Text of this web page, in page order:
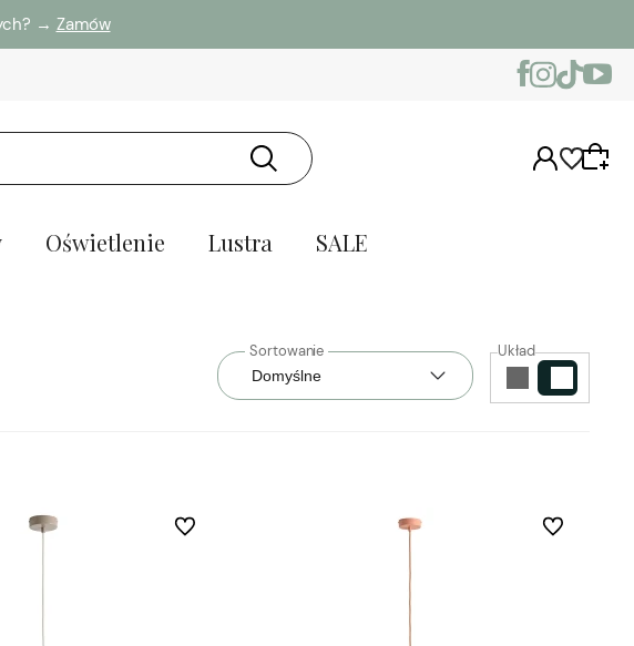
→ Zamów
Oświetlenie Lustra SALE
Układ
Do ulubionych Do ulubionych